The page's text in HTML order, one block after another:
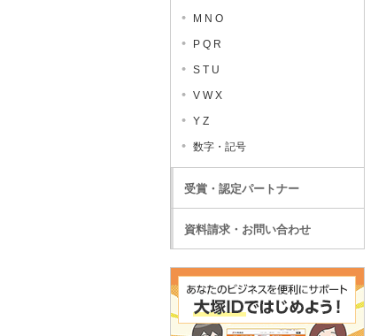
M N O
P Q R
S T U
V W X
Y Z
数字・記号
受賞・認定パートナー
資料請求・お問い合わせ